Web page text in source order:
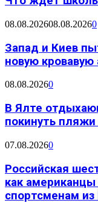
08.08.202608.08.20260
Запад и Киев
новую кровавую
08.08.20260
В Ялте
покинуть пляжи
07.08.20260
Российская
как
спортсменам